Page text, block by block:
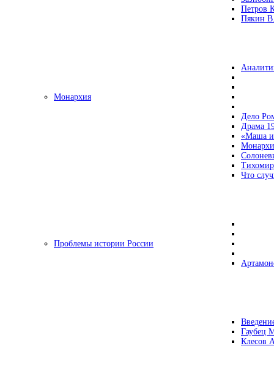
Петров
Пякин
Монархия
Дело
Драма
«Маша и
Что
Проблемы истории России
Гаубец
Клесов